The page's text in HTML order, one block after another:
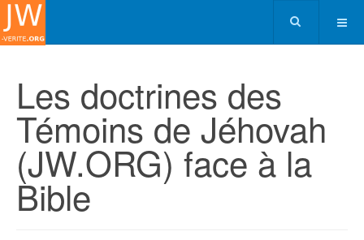
Les doctrines des
Témoins de Jéhovah
(JW.ORG) face à la
Bible